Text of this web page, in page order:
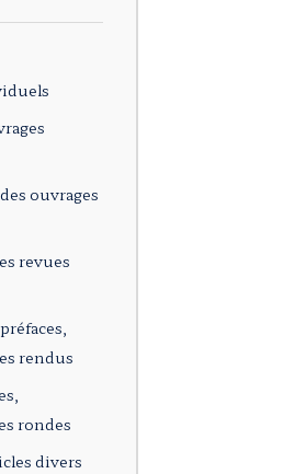
ouvrages
revues
rendus
rondes
divers